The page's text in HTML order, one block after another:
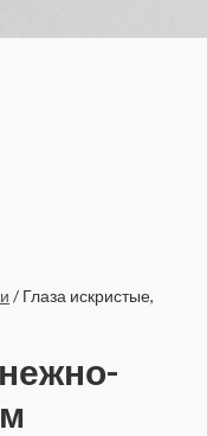
/ Глаза искристые,